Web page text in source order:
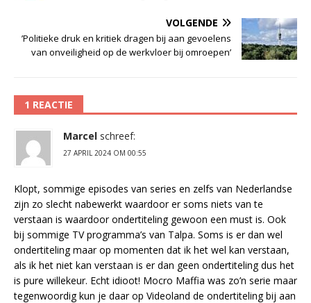
VOLGENDE
’Politieke druk en kritiek dragen bij aan gevoelens
van onveiligheid op de werkvloer bij omroepen’
1 REACTIE
Marcel schreef:
27 APRIL 2024 OM 00:55
Klopt, sommige episodes van series en zelfs van Nederlandse
zijn zo slecht nabewerkt waardoor er soms niets van te
verstaan is waardoor ondertiteling gewoon een must is. Ook
bij sommige TV programma’s van Talpa. Soms is er dan wel
ondertiteling maar op momenten dat ik het wel kan verstaan,
als ik het niet kan verstaan is er dan geen ondertiteling dus het
is pure willekeur. Echt idioot! Mocro Maffia was zo’n serie maar
tegenwoordig kun je daar op Videoland de ondertiteling bij aan